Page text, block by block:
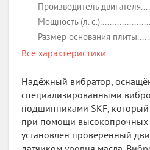
Производитель двигателя
Мощность (л. с.)
Размер основания плиты
Все характеристики
Надёжный вибратор,
специализированными
подшипниками SKF,
при помощи высокопрочных
установлен проверенный